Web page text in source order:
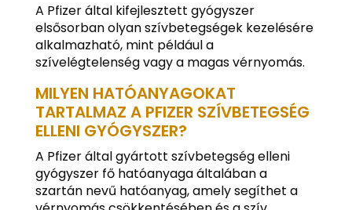
A Pfizer által kifejlesztett gyógyszer
elsősorban olyan szívbetegségek kezelésére
alkalmazható, mint például a
szívelégtelenség vagy a magas vérnyomás.
MILYEN HATÓANYAGOKAT
TARTALMAZ A PFIZER SZÍVBETEGSÉG
ELLENI GYÓGYSZER?
A Pfizer által gyártott szívbetegség elleni
gyógyszer fő hatóanyaga általában a
szartán nevű hatóanyag, amely segíthet a